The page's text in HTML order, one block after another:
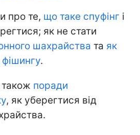
про те, що таке спуфінг і
як не стати
шахрайства та як
фішингу.
поради
, як уберегтися від